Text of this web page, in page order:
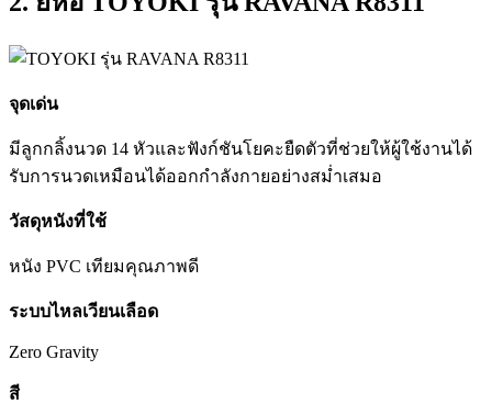
จุดเด่น
มีลูกกลิ้งนวด 14 หัวและฟังก์ชันโยคะยืดตัวที่ช่วยให้ผู้ใช้งานได้
รับการนวดเหมือนได้ออกกำลังกายอย่างสม่ำเสมอ
วัสดุหนังที่ใช้
หนัง PVC เทียมคุณภาพดี
ระบบไหลเวียนเลือด
Zero Gravity
สี